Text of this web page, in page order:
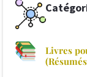
Livres